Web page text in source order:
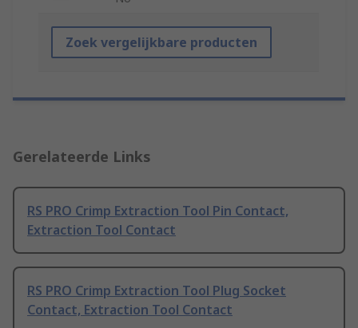
Zoek vergelijkbare producten
Gerelateerde Links
RS PRO Crimp Extraction Tool Pin Contact,
Extraction Tool Contact
RS PRO Crimp Extraction Tool Plug Socket
Contact, Extraction Tool Contact